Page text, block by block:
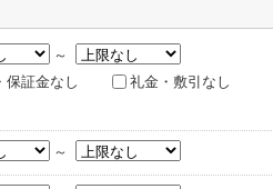
～
保証金なし
礼金・敷引なし
～